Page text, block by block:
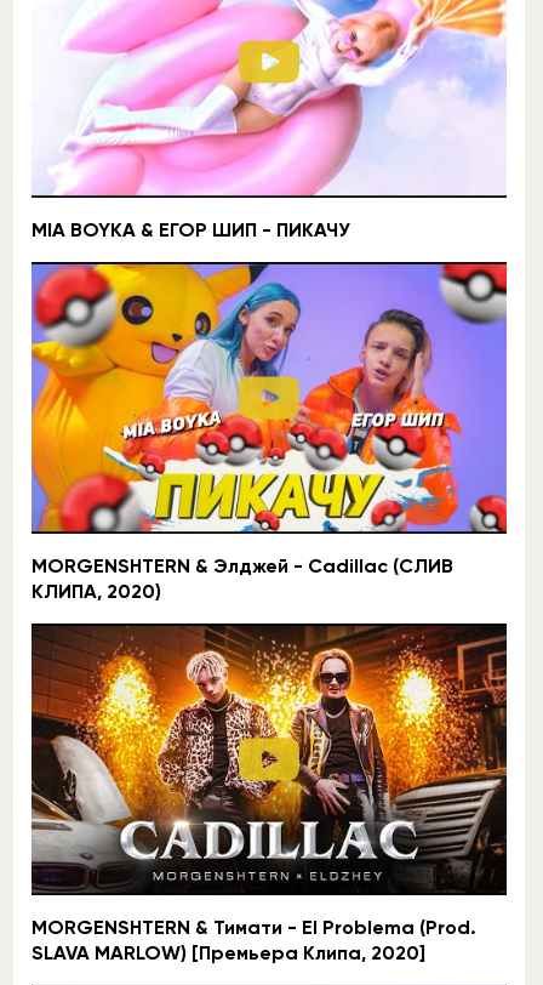
MIA BOYKA & ЕГОР ШИП - ПИКАЧУ
MORGENSHTERN & Элджей - Cadillac (СЛИВ
КЛИПА, 2020)
MORGENSHTERN & Тимати - El Problema (Prod.
SLAVA MARLOW) [Премьера Клипа, 2020]